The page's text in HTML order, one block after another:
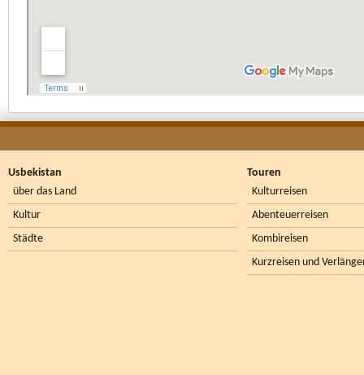
Usbekistan
über das Land
Kultur
Städte
Touren
Kulturreisen
Abenteuerreisen
Kombireisen
Kurzreisen und